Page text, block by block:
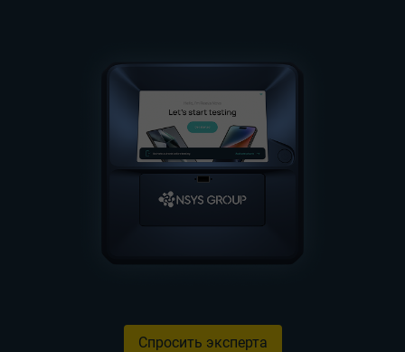
Спросить эксперта